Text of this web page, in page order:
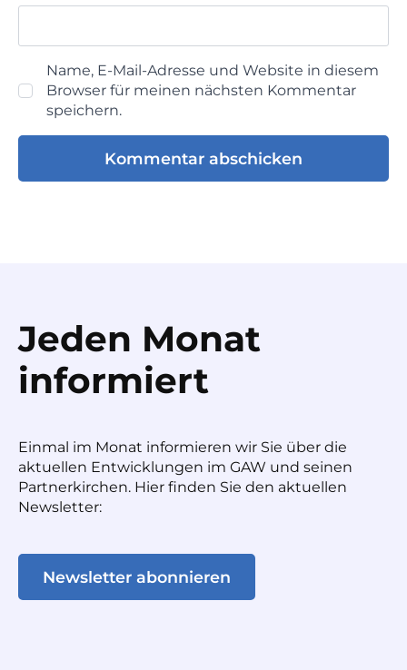
Name, E-Mail-Adresse und Website in diesem
Browser für meinen nächsten Kommentar
speichern.
Jeden Monat
informiert
Einmal im Monat informieren wir Sie über die
aktuellen Entwicklungen im GAW und seinen
Partnerkirchen. Hier finden Sie den aktuellen
Newsletter:
Newsletter abonnieren